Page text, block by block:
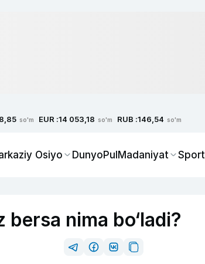
so'm EUR :14 053,18 so'm RUB :146,54 so'm
Osiyo DunyoPulMadaniyat Sport
nima bo‘ladi?